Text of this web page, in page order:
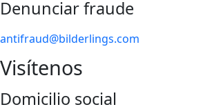
Denunciar fraude
antifraud@bilderlings.com
Visítenos
Domicilio social